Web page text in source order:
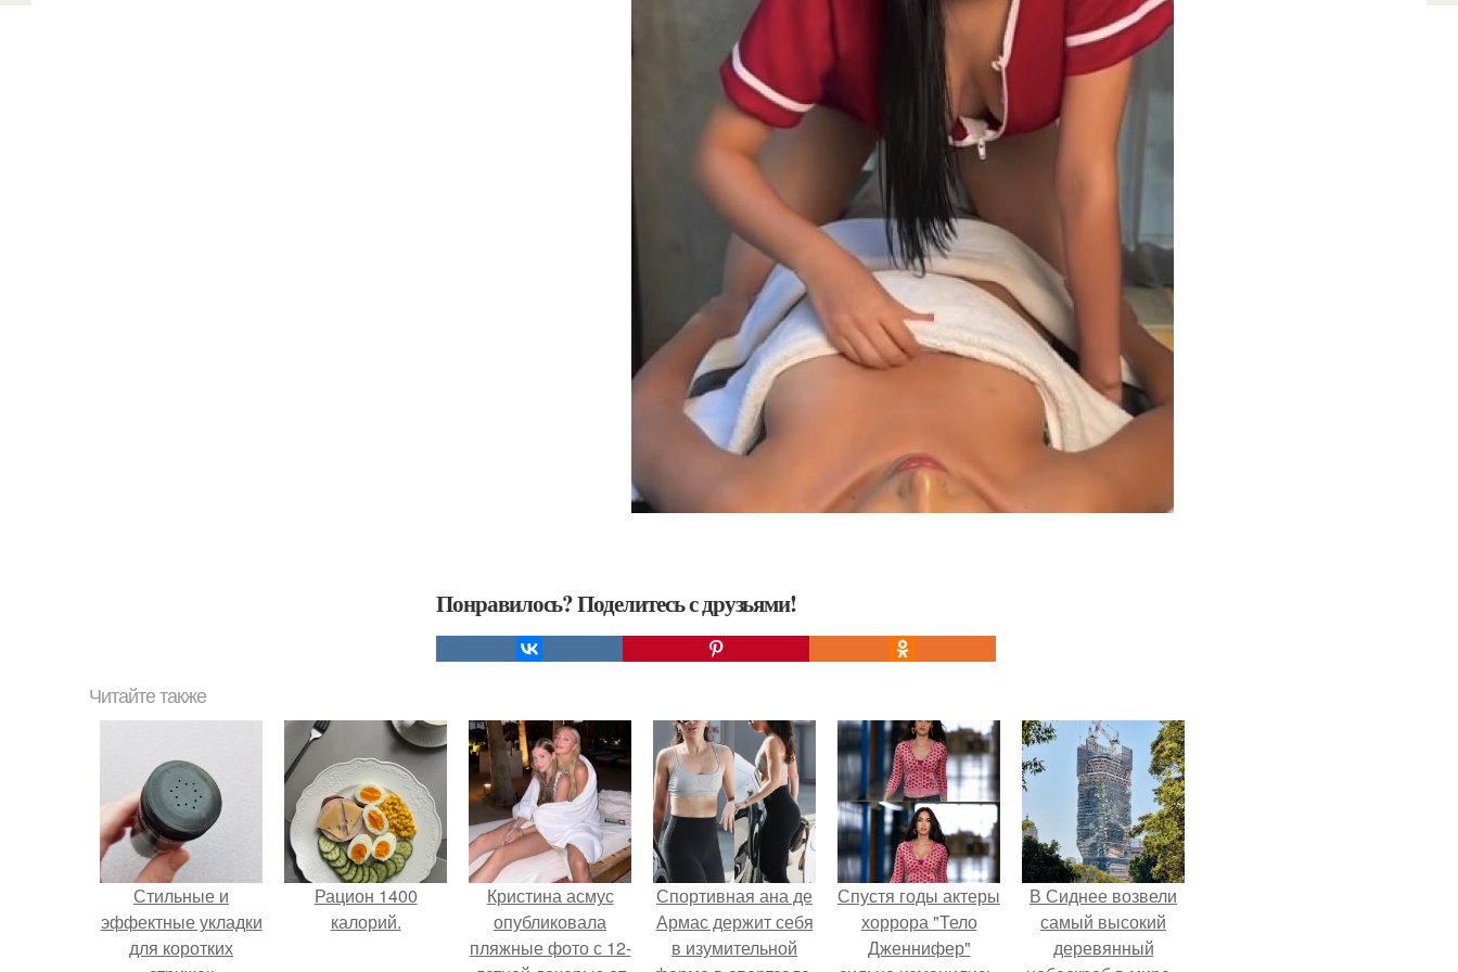
Понравилось? Поделитесь с друзьями!
Читайте также
Стильные и
эффектные укладки
для коротких
Рацион 1400
калорий.
Кристина асмус
опубликовала
пляжные фото с 12-
Спортивная ана де
Армас держит себя
в изумительной
Спустя годы актеры
хоррора "Тело
Дженнифер"
В Сиднее возвели
самый высокий
деревянный